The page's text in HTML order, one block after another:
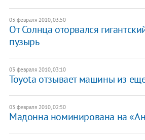
03 февраля 2010, 03:50
От Солнца оторвался
пузырь
03 февраля 2010, 03:10
Toyota отзывает машины из
03 февраля 2010, 02:50
Мадонна номинирована на